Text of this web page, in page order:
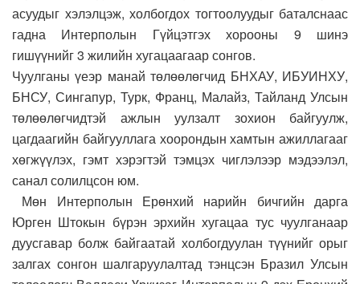
асуудыг хэлэлцэж, холбогдох тогтоолуудыг баталснаас
гадна Интерполын Гүйцэтгэх хорооны 9 шинэ
гишүүнийг 3 жилийн хугацаагаар сонгов.
Чуулганы үеэр манай төлөөлөгчид БНХАУ, ИБУИНХУ,
БНСУ, Сингапур, Турк, Франц, Малайз, Тайланд Улсын
төлөөлөгчидтэй ажлын уулзалт зохион байгуулж,
цагдаагийн байгууллага хоорондын хамтын ажиллагааг
хөгжүүлэх, гэмт хэрэгтэй тэмцэх чиглэлээр мэдээлэл,
санал солилцсон юм.
Мөн Интерполын Ерөнхий нарийн бичгийн дарга
Юрген Штокын бүрэн эрхийн хугацаа тус чуулганаар
дуусгавар болж байгаатай холбогдуулан түүнийг орыг
залгах сонгон шалгаруулалтад тэнцсэн Бразил Улсын